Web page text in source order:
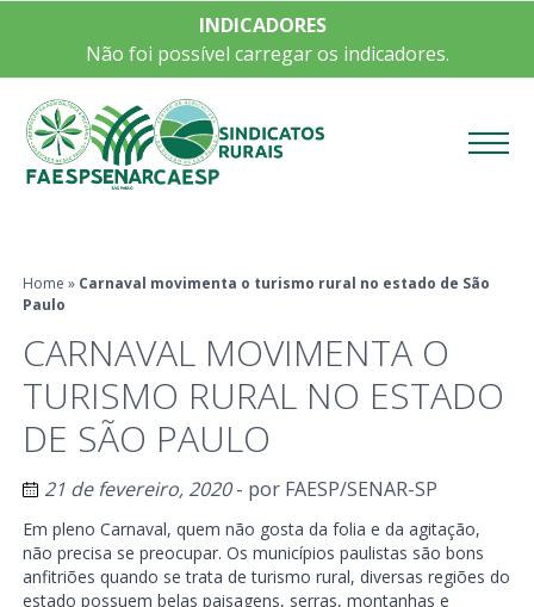
INDICADORES
Não foi possível carregar os indicadores.
Home » Carnaval movimenta o turismo rural no estado de São
Paulo
CARNAVAL MOVIMENTA O
TURISMO RURAL NO ESTADO
DE SÃO PAULO
21 de fevereiro, 2020- por FAESP/SENAR-SP
Em pleno Carnaval, quem não gosta da folia e da agitação,
não precisa se preocupar. Os municípios paulistas são bons
anfitriões quando se trata de turismo rural, diversas regiões do
estado possuem belas paisagens, serras, montanhas e